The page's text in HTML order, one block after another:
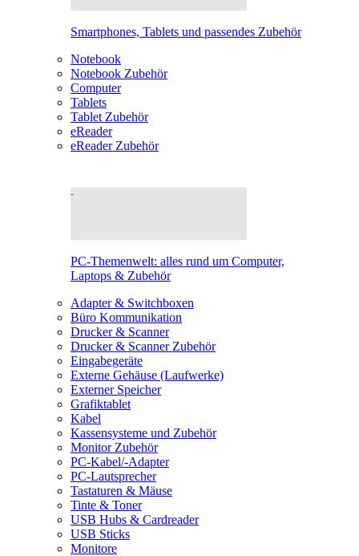
Smartphones, Tablets und passendes Zubehör
Notebook
Notebook Zubehör
Computer
Tablets
Tablet Zubehör
eReader
eReader Zubehör
PC-Themenwelt: alles rund um Computer,
Laptops & Zubehör
Adapter & Switchboxen
Büro Kommunikation
Drucker & Scanner
Drucker & Scanner Zubehör
Eingabegeräte
Externe Gehäuse (Laufwerke)
Externer Speicher
Grafiktablet
Kabel
Kassensysteme und Zubehör
Monitor Zubehör
PC-Kabel/-Adapter
PC-Lautsprecher
Tastaturen & Mäuse
Tinte & Toner
USB Hubs & Cardreader
USB Sticks
Monitore